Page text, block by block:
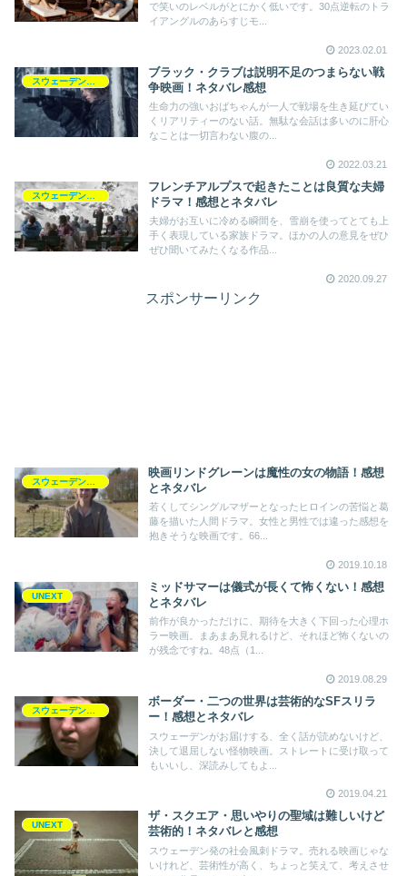
で笑いのレベルがとにかく低いです。30点逆転のトラ
イアングルのあらすじモ...
2023.02.01
ブラック・クラブは説明不足のつまらない戦
争映画！ネタバレ感想
生命力の強いおばちゃんが一人で戦場を生き延びてい
くリアリティーのない話。無駄な会話は多いのに肝心
なことは一切言わない腹の...
2022.03.21
フレンチアルプスで起きたことは良質な夫婦
ドラマ！感想とネタバレ
夫婦がお互いに冷める瞬間を、雪崩を使ってとても上
手く表現している家族ドラマ。ほかの人の意見をぜひ
ぜひ聞いてみたくなる作品...
2020.09.27
スポンサーリンク
映画リンドグレーンは魔性の女の物語！感想
とネタバレ
若くしてシングルマザーとなったヒロインの苦悩と葛
藤を描いた人間ドラマ。女性と男性では違った感想を
抱きそうな映画です。66...
2019.10.18
UNEXT
ミッドサマーは儀式が長くて怖くない！感想
とネタバレ
前作が良かっただけに、期待を大きく下回った心理ホ
ラー映画。まあまあ見れるけど、それほど怖くないの
が残念ですね。48点（1...
2019.08.29
ボーダー・二つの世界は芸術的なSFスリラ
ー！感想とネタバレ
スウェーデンがお届けする、全く話が読めないけど、
決して退屈しない怪物映画。ストレートに受け取って
もいいし、深読みしてもよ...
2019.04.21
UNEXT
ザ・スクエア・思いやりの聖域は難しいけど
芸術的！ネタバレと感想
スウェーデン発の社会風刺ドラマ。売れる映画じゃな
いけれど、芸術性が高く、ちょっと笑えて、考えさせ